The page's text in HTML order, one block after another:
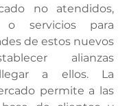
no atendidos,
o servicios para
de estos nuevos
alianzas
a ellos. La
permite a las